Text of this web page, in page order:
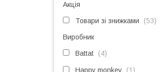
Акція
Товари зі знижками 53
Виробник
Battat 4
Happy monkey 1